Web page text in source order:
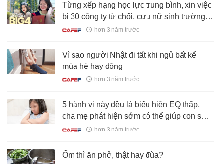
Từng xếp hạng học lực trung bình, xin việc
bị 30 công ty từ chối, cựu nữ sinh trường
Luật thành công "chinh phục" BIG4
hơn 3 năm trước
Vì sao người Nhật đi tất khi ngủ bất kể
mùa hè hay đông
hơn 3 năm trước
5 hành vi này đều là biểu hiện EQ thấp,
cha mẹ phát hiện sớm có thể giúp con sửa
chữa kịp thờihơn 3 năm trước
Ốm thì ăn phở, thật hay đùa?